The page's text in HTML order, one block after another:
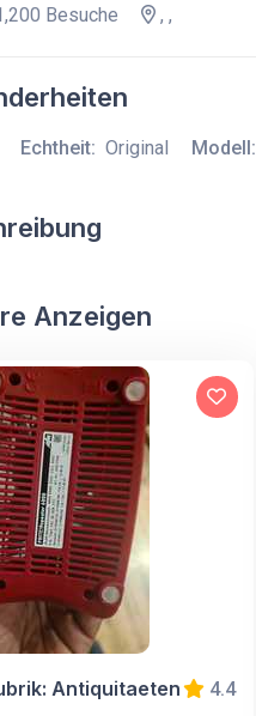
Besuche , ,
Echtheit: Original Modell:
Anzeigen
Antiquitaeten 4.4